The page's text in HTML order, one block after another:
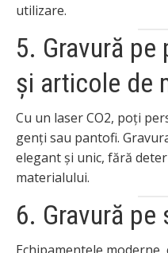
utilizare.
5. Gravură
și articole de
Cu un laser CO2, poți
genți sau pantofi.
elegant și unic, fără
materialului.
6. Gravură